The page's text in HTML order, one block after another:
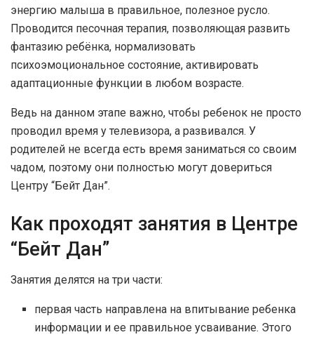
энергию малыша в правильное, полезное русло.
Проводится песочная терапия, позволяющая развить
фантазию ребёнка, нормализовать
психоэмоциональное состояние, активировать
адаптационные функции в любом возрасте.
Ведь на данном этапе важно, чтобы ребенок не просто
проводил время у телевизора, а развивался. У
родителей не всегда есть время заниматься со своим
чадом, поэтому они полностью могут довериться
Центру “Бейт Дан”.
Как проходят занятия в Центре
“Бейт Дан”
Занятия делятся на три части:
первая часть направлена на впитывание ребенка
информации и ее правильное усваивание. Этого